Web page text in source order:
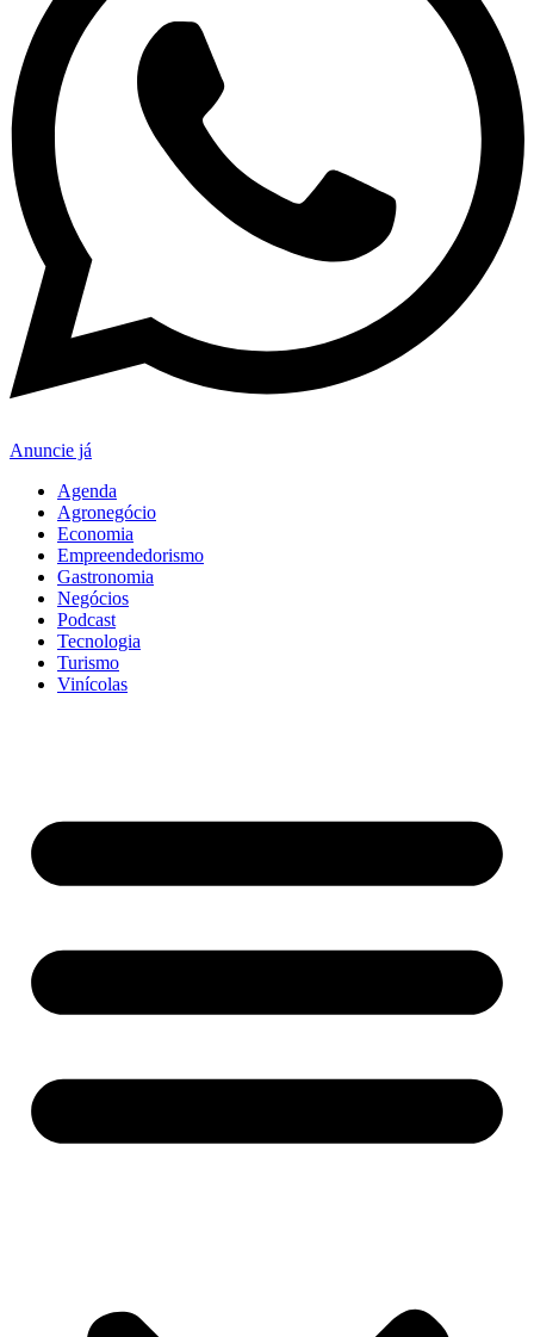
Anuncie já
Agenda
Agronegócio
Economia
Empreendedorismo
Gastronomia
Negócios
Podcast
Tecnologia
Turismo
Vinícolas